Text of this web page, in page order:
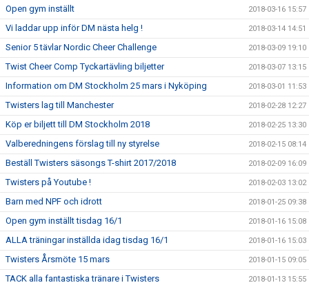
Open gym inställt 2018-03-16 15:57
Vi laddar upp inför DM nästa helg ! 2018-03-14 14:51
Senior 5 tävlar Nordic Cheer Challenge 2018-03-09 19:10
Twist Cheer Comp Tyckartävling biljetter 2018-03-07 13:15
Information om DM Stockholm 25 mars i Nyköping 2018-03-01 11:53
Twisters lag till Manchester 2018-02-28 12:27
Köp er biljett till DM Stockholm 2018 2018-02-25 13:30
Valberedningens förslag till ny styrelse 2018-02-15 08:14
Beställ Twisters säsongs T-shirt 2017/2018 2018-02-09 16:09
Twisters på Youtube ! 2018-02-03 13:02
Barn med NPF och idrott 2018-01-25 09:38
Open gym inställt tisdag 16/1 2018-01-16 15:08
ALLA träningar inställda idag tisdag 16/1 2018-01-16 15:03
Twisters Årsmöte 15 mars 2018-01-15 09:05
TACK alla fantastiska tränare i Twisters 2018-01-13 15:55